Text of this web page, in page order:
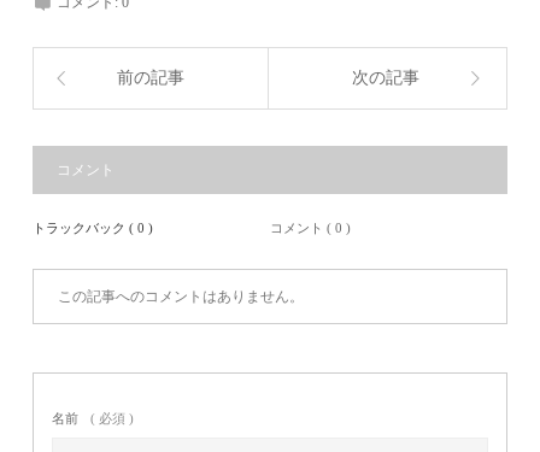
前の記事 次の記事
コメント
トラックバック ( 0 ) コメント ( 0 )
この記事へのコメントはありません。
名前 ( 必須 )